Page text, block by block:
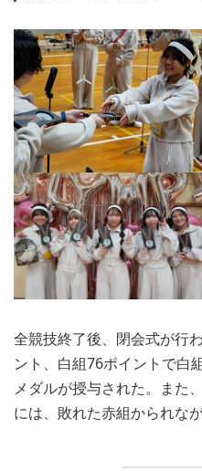
全競技終了後、閉会式が行
ント、白組76ポイントで白
メダルが授与された。また
には、敗れた赤組かられな